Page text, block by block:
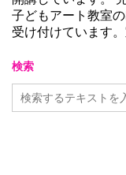
子どもアート教室
受け付けています
検索